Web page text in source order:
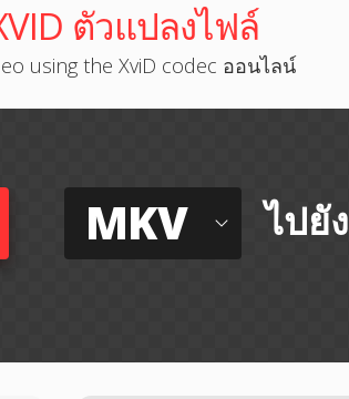
ตัวแปลงไฟล์
using the XviD codec ออนไลน์
MKV ไปยัง